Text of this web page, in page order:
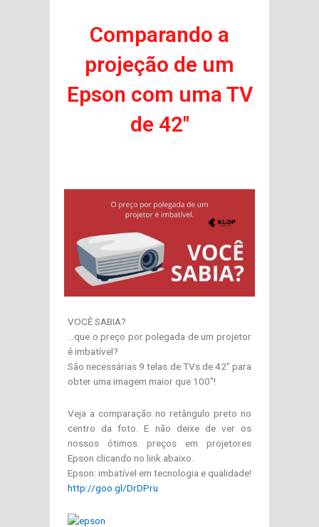
Comparando a
projeção de um
Epson com uma TV
de 42″
VOCÊ SABIA?
…que o preço por polegada de um projetor
é imbatível?
São necessárias 9 telas de TVs de 42″ para
obter uma imagem maior que 100″!
Veja a comparação no retângulo preto no
centro da foto. E não deixe de ver os
nossos ótimos preços em projetores
Epson clicando no link abaixo.
Epson: imbatível em tecnologia e qualidade!
http://goo.gl/DrDPru